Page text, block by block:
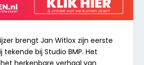
brengt Jan Witlox zijn eerste
tekende bij Studio BMP. Het